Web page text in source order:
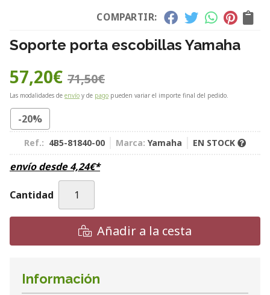
COMPARTIR:
Soporte porta escobillas Yamaha
57,20€ 71,50€
Las modalidades de envío y de pago pueden variar el importe final del pedido.
-20%
Ref.: 4B5-81840-00 Marca: Yamaha EN STOCK
envío desde4,24€*
Cantidad
Añadir a la cesta
Información